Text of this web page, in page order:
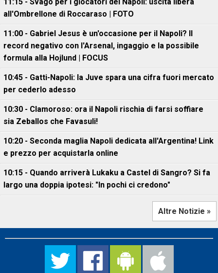
all'Ombrellone di Roccaraso | FOTO
11:00 - Gabriel Jesus è un'occasione per il Napoli? Il
record negativo con l'Arsenal, ingaggio e la possibile
formula alla Hojlund | FOCUS
10:45 - Gatti-Napoli: la Juve spara una cifra fuori mercato
per cederlo adesso
10:30 - Clamoroso: ora il Napoli rischia di farsi soffiare
sia Zeballos che Favasuli!
10:20 - Seconda maglia Napoli dedicata all'Argentina! Link
e prezzo per acquistarla online
10:15 - Quando arriverà Lukaku a Castel di Sangro? Si fa
largo una doppia ipotesi: "In pochi ci credono"
Altre Notizie »